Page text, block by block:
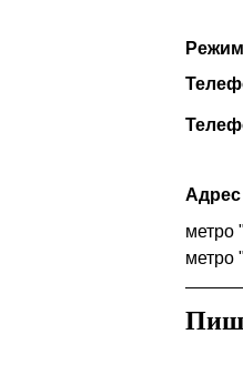
Адрес
метро
метро